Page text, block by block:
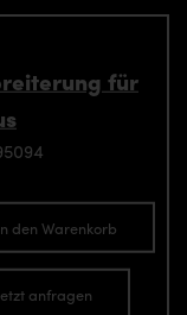
für
den Warenkorb
anfragen